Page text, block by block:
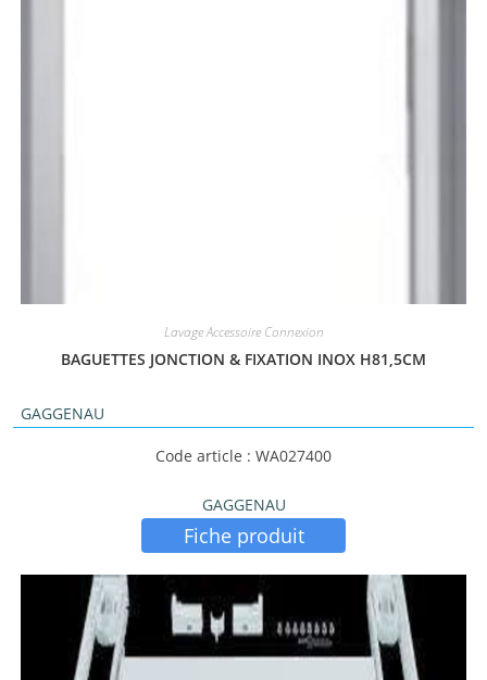
Lavage Accessoire Connexion
BAGUETTES JONCTION & FIXATION INOX H81,5CM
GAGGENAU
Code article : WA027400
GAGGENAU
Fiche produit